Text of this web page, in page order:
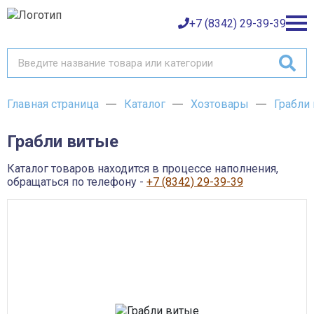
+7 (8342) 29-39-39
Каталог товаров
Баки и емкости АНИОН
Детали трубопроводов и уплотнения
Запорная и регулирующая арматура
Инструмент
О компании
Оплата
Главная страница Каталог Хозтовары
Грабли витые
Каталог товаров находится в процессе наполнения,
обращаться по телефону - +7 (8342) 29-39-39